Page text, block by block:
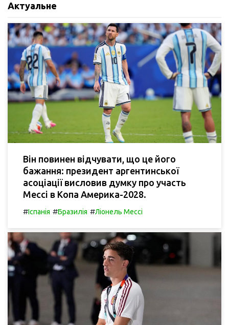
Актуальне
Він повинен відчувати, що це його
бажання: президент аргентинської
асоціації висловив думку про участь
Мессі в Копа Америка-2028.
#Іспанія #Бразилія #Ліонель Мессі